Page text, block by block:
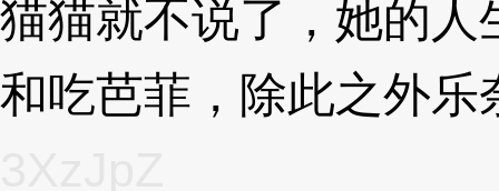
猫猫就不说了，她的
和吃芭菲，除此之外